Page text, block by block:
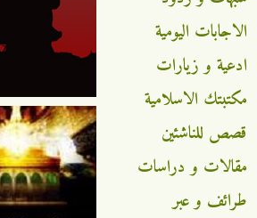
الاجابات اليومية
ادعية و زيارات
مكتبتك الاسلامية
قصص للناشئين
مقالات و دراسات
طرائف و عبر